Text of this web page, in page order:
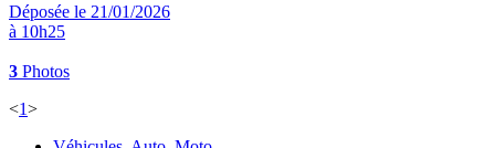
Déposée le 21/01/2026
à 10h25
3 Photos
<1>